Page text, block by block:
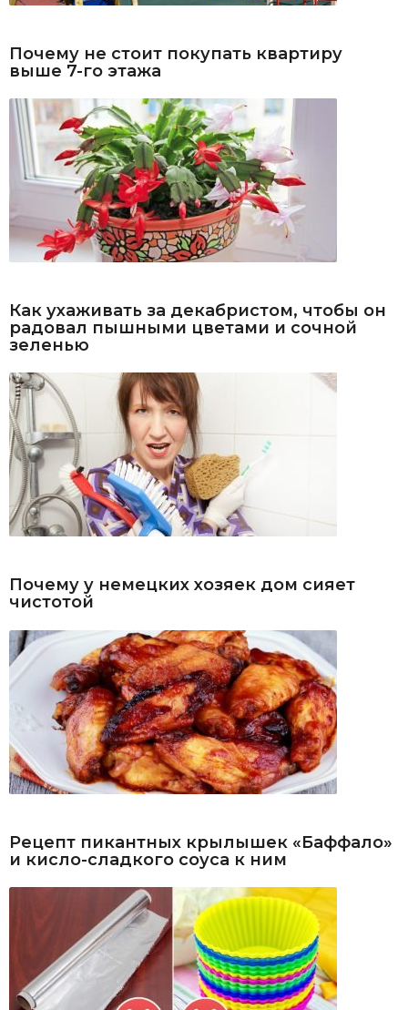
Почему не стоит покупать квартиру
выше 7-го этажа
Как ухаживать за декабристом, чтобы он
радовал пышными цветами и сочной
зеленью
Почему у немецких хозяек дом сияет
чистотой
Рецепт пикантных крылышек «Баффало»
и кисло-сладкого соуса к ним